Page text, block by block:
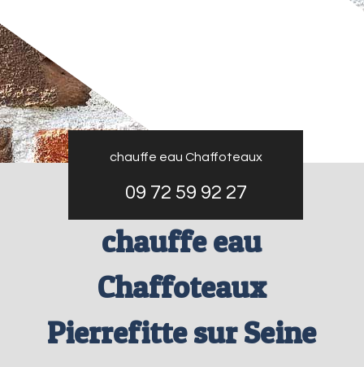
chauffe eau Chaffoteaux
09 72 59 92 27
chauffe eau
Chaffoteaux
Pierrefitte sur Seine